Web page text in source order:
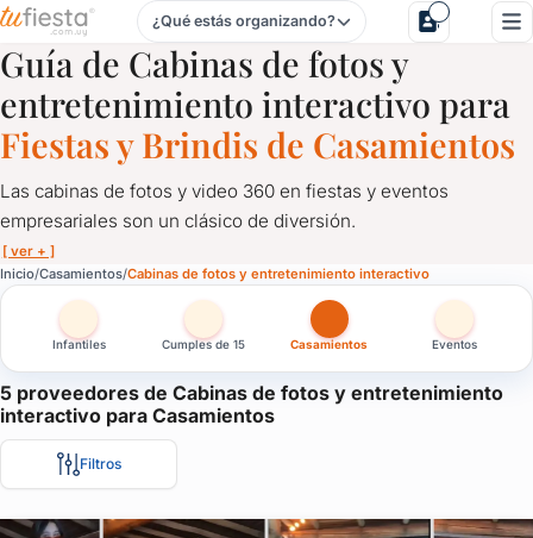
Cabinas de fotos y entretenimiento interactivo para
¿Qué estás organizando?
Guía de Cabinas de fotos y
entretenimiento interactivo para
Fiestas y Brindis de Casamientos
Las cabinas de fotos y video 360 en fiestas y eventos
empresariales son un clásico de diversión.
[ ver + ]
Inicio Casamientos Cabinas de fotos y entretenimiento interactivo
Infantiles Cumples de 15 Casamientos Eventos
5 proveedores de Cabinas de fotos y entretenimiento
interactivo para Casamientos
Filtros
Cabinas de fotos y entretenimiento interactivo para
Las cabinas de fotos y video 360 en fiestas y eventos
En las cabinas de fotos, grandes y chicos se divierten
En las plataformas de video 360, 2 o 3 personas bailan
A los invitados les quedan fotos y videos como recuerdo del
También los pueden compartir en sus redes sociales.